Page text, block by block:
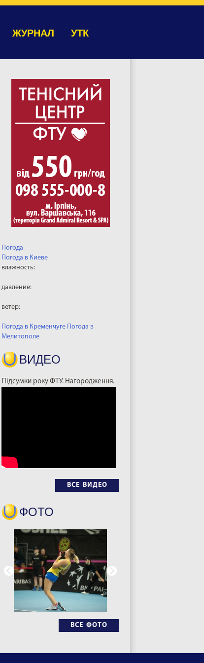
ЖУРНАЛ УТК
Погода
Погода в Киеве
влажность:
давление:
ветер:
Погода в Кременчуге Погода в
Мелитополе
ВИДЕО
Підсумки року ФТУ. Нагородження.
ВСЕ ВИДЕО
ФОТО
ВСЕ ФОТО